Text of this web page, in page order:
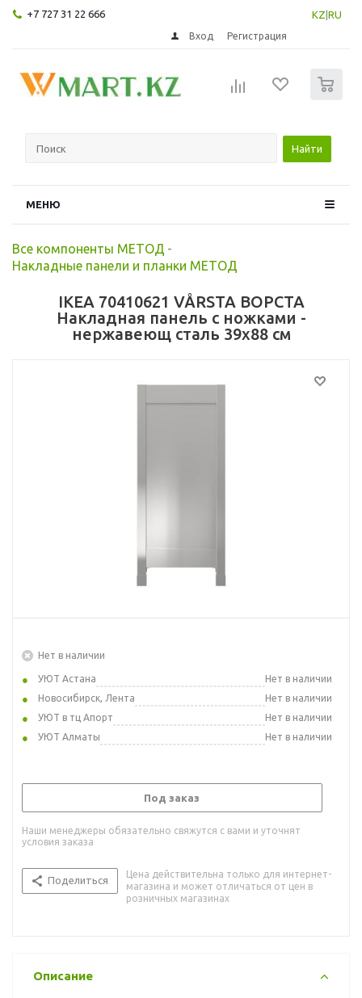
+7 727 31 22 666 KZ RU
Вход Регистрация
Найти
МЕНЮ
Все компоненты МЕТОД -
Накладные панели и планки МЕТОД
IKEA 70410621 VÅRSTA ВОРСТА
Накладная панель с ножками -
нержавеющ сталь 39x88 см
Нет в наличии
УЮТ Астана
Нет в наличии
Новосибирск, Лента
Нет в наличии
УЮТ в тц Апорт
Нет в наличии
УЮТ Алматы
Нет в наличии
Под заказ
Наши менеджеры обязательно свяжутся с вами и уточнят
условия заказа
Поделиться
Цена действительна только для интернет-
магазина и может отличаться от цен в
розничных магазинах
Описание